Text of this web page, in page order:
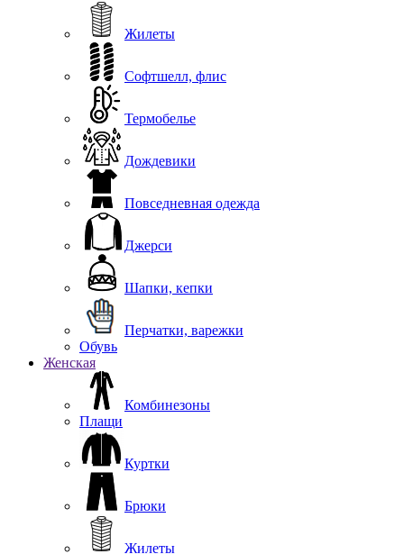
Жилеты
Софтшелл, флис
Термобелье
Дождевики
Повседневная одежда
Джерси
Шапки, кепки
Перчатки, варежки
Обувь
Женская
Комбинезоны
Плащи
Куртки
Брюки
Жилеты